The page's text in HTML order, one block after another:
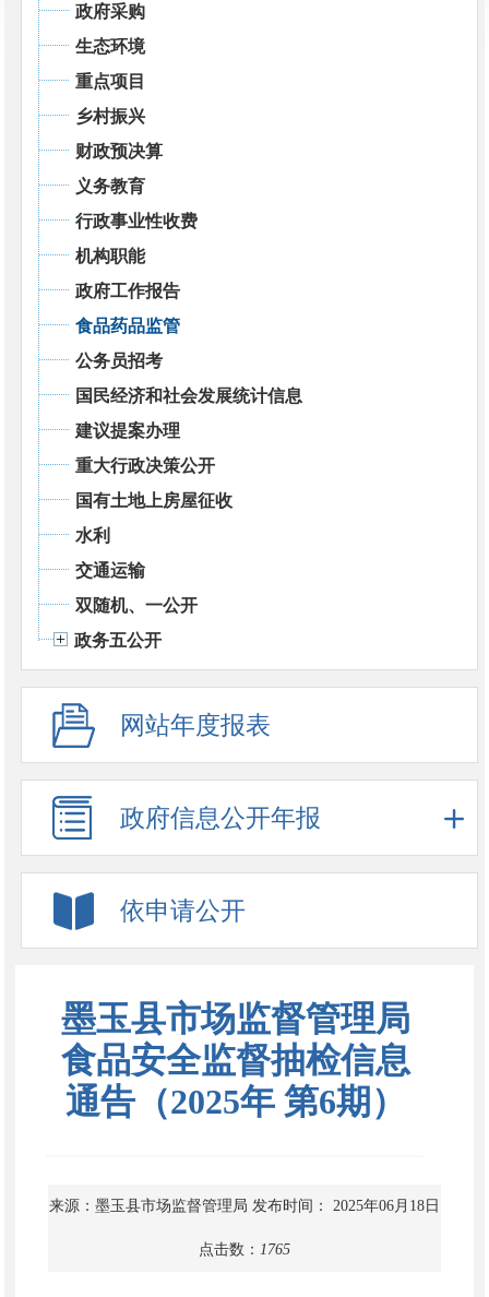
政府采购
生态环境
重点项目
乡村振兴
财政预决算
义务教育
行政事业性收费
机构职能
政府工作报告
食品药品监管
公务员招考
国民经济和社会发展统计信息
建议提案办理
重大行政决策公开
国有土地上房屋征收
水利
交通运输
双随机、一公开
政务五公开
网站年度报表
政府信息公开年报
依申请公开
墨玉县市场监督管理局
食品安全监督抽检信息
通告（2025年 第6期）
来源：墨玉县市场监督管理局 发布时间： 2025年06月18日
点击数： 1765